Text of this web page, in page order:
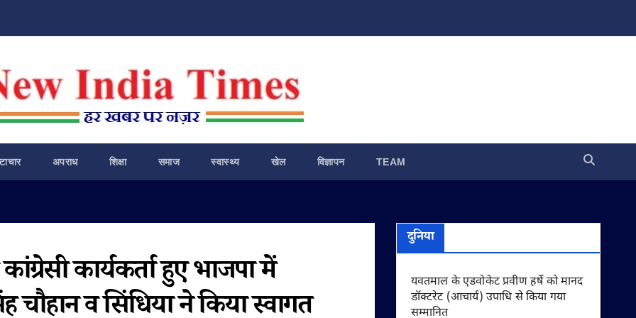
अपराध शिक्षा समाज स्वास्थ्य खेल विज्ञापन TEAM
कार्यकर्ता हुए भाजपा में
चौहान व सिंधिया ने किया स्वागत
दुनिया
यवतमाल के एडवोकेट प्रवीण हर्षे को मानद
डॉक्टरेट (आचार्य) उपाधि से किया गया
सम्मानित